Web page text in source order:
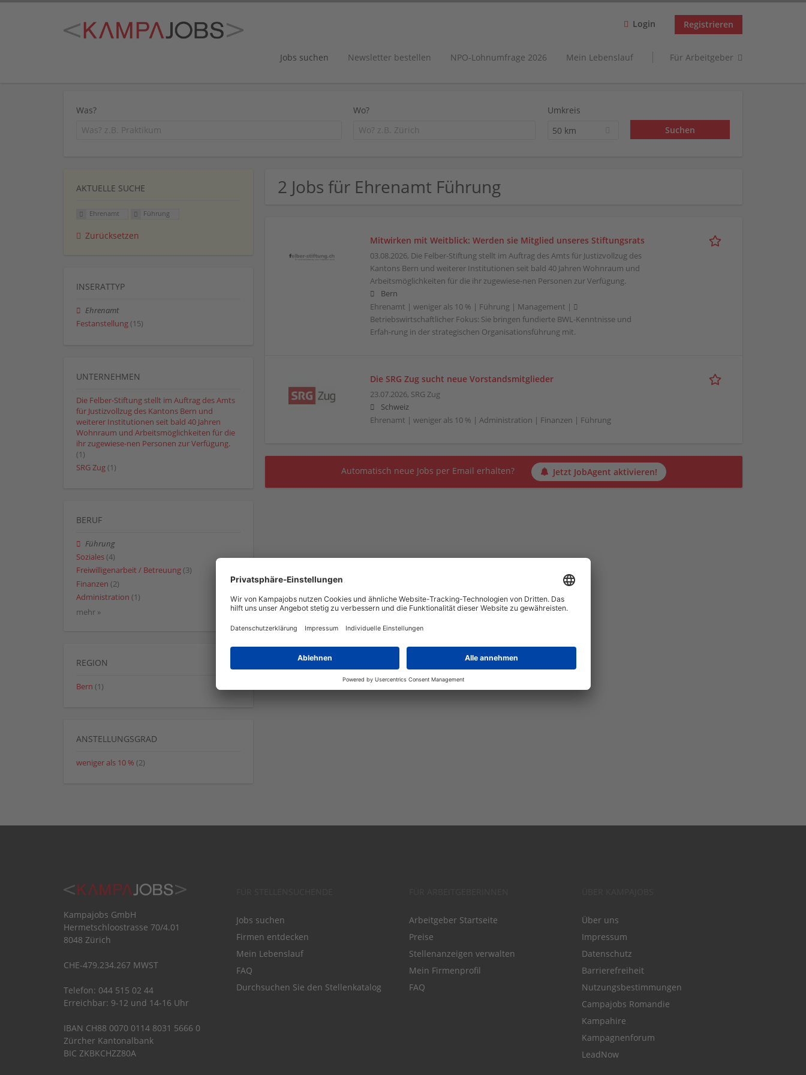
Login Registrieren
Jobs suchen Newsletter bestellen NPO-Lohnumfrage 2026 Mein Lebenslauf Für Arbeitgeber
Was? Wo?
Umkreis
50 km
2 Jobs für Ehrenamt Führung
Mitwirken mit Weitblick: Werden sie Mitglied unseres Stiftungsrats
03.08.2026, Die Felber-Stiftung stellt im Auftrag des Amts für Justizvollzug des
Kantons Bern und weiterer Institutionen seit bald 40 Jahren Wohnraum und
Arbeitsmöglichkeiten für die ihr zugewiese-nen Personen zur Verfügung.
Bern
Ehrenamt | weniger als 10 % | Führung | Management | 
Betriebswirtschaftlicher Fokus: Sie bringen fundierte BWL-Kenntnisse und
Erfah-rung in der strategischen Organisationsführung mit.
Die SRG Zug sucht neue Vorstandsmitglieder
23.07.2026, SRG Zug
Schweiz
Ehrenamt | weniger als 10 % | Administration | Finanzen | Führung
Automatisch neue Jobs per Email erhalten? Jetzt JobAgent aktivieren!
AKTUELLE SUCHE
Ehrenamt Führung
Zurücksetzen
INSERATTYP
Ehrenamt
Festanstellung (15)
UNTERNEHMEN
Die Felber-Stiftung stellt im Auftrag des Amts
für Justizvollzug des Kantons Bern und
weiterer Institutionen seit bald 40 Jahren
Wohnraum und Arbeitsmöglichkeiten für die
ihr zugewiese-nen Personen zur Verfügung.
(1)
SRG Zug (1)
BERUF
Führung
Soziales (4)
Freiwilligenarbeit / Betreuung (3)
Finanzen (2)
Administration (1)
mehr »
REGION
Bern (1)
ANSTELLUNGSGRAD
weniger als 10 % (2)
Kampajobs GmbH
Hermetschloostrasse 70/4.01
8048 Zürich
CHE-479.234.267 MWST
Telefon: 044 515 02 44
Erreichbar: 9-12 und 14-16 Uhr
IBAN CH88 0070 0114 8031 5666 0
Zürcher Kantonalbank
BIC ZKBKCHZZ80A
Jobs suchen
Firmen entdecken
Mein Lebenslauf
FAQ
Durchsuchen Sie den Stellenkatalog
Arbeitgeber Startseite
Preise
Stellenanzeigen verwalten
Mein Firmenprofil
FAQ
Über uns
Impressum
Datenschutz
Barrierefreiheit
Nutzungsbestimmungen
Campajobs Romandie
Kampahire
Kampagnenforum
LeadNow